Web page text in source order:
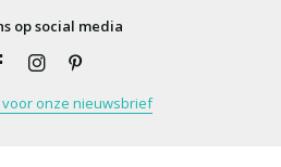
op social media
onze nieuwsbrief